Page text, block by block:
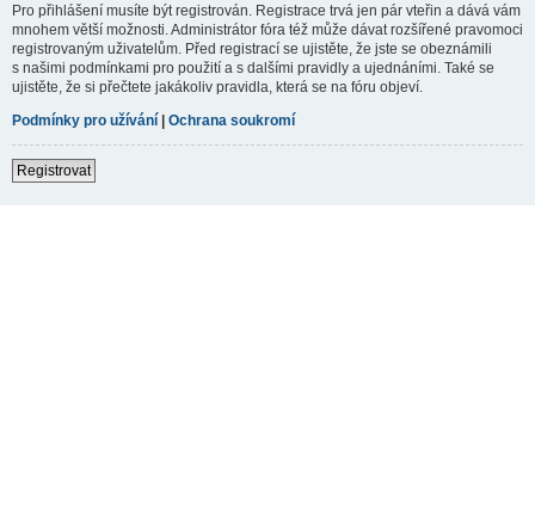
Pro přihlášení musíte být registrován. Registrace trvá jen pár vteřin a dává vám
mnohem větší možnosti. Administrátor fóra též může dávat rozšířené pravomoci
registrovaným uživatelům. Před registrací se ujistěte, že jste se obeznámili
s našimi podmínkami pro použití a s dalšími pravidly a ujednáními. Také se
ujistěte, že si přečtete jakákoliv pravidla, která se na fóru objeví.
Podmínky pro užívání | Ochrana soukromí
Registrovat